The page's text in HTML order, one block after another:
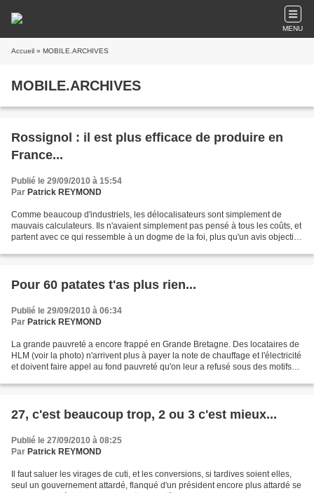
MENU
Accueil » MOBILE.ARCHIVES
MOBILE.ARCHIVES
Rossignol : il est plus efficace de produire en
France...
Publié le 29/09/2010 à 15:54
Par Patrick REYMOND
Comme beaucoup d'industriels, les délocalisateurs sont simplement de
mauvais calculateurs. Ils n'avaient simplement pas pensé à tous les coûts, et
partent avec ce qui ressemble à un dogme de la foi, plus qu'un avis objectif...
Pour 60 patates t'as plus rien...
Publié le 29/09/2010 à 06:34
Par Patrick REYMOND
La grande pauvreté a encore frappé en Grande Bretagne. Des locataires de
HLM (voir la photo) n'arrivent plus à payer la note de chauffage et l'électricité
et doivent faire appel au fond pauvreté qu'on leur a refusé sous des motifs
27, c'est beaucoup trop, 2 ou 3 c'est mieux...
Publié le 27/09/2010 à 08:25
Par Patrick REYMOND
Il faut saluer les virages de cuti, et les conversions, si tardives soient elles,
seul un gouvernement attardé, flanqué d'un président encore plus attardé se